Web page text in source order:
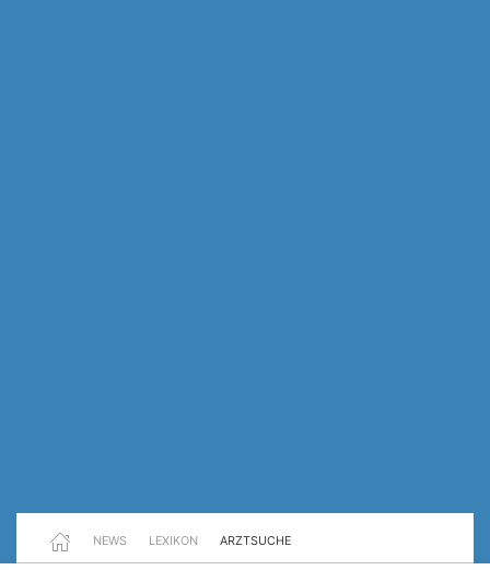
NEWS LEXIKON ARZTSUCHE